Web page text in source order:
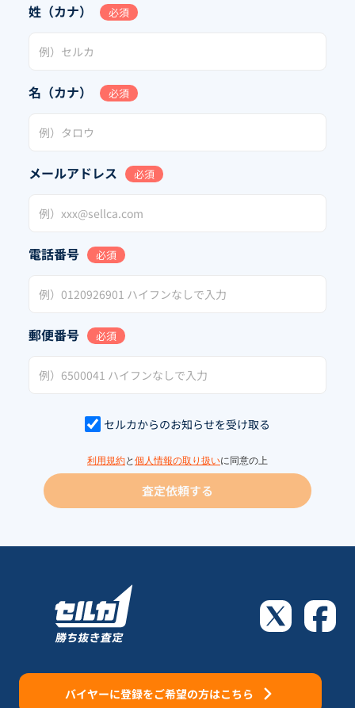
姓（カナ） 必須
名（カナ） 必須
メールアドレス 必須
電話番号 必須
郵便番号 必須
セルカからのお知らせを受け取る
利用規約と 個人情報の取り扱いに同意の上
査定依頼する
バイヤーに登録をご希望の方はこちら